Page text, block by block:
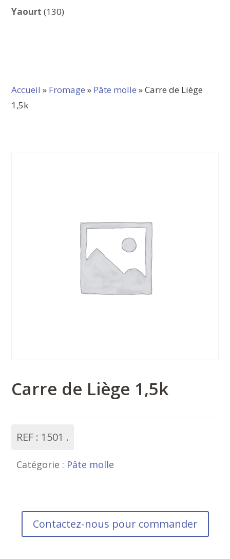
produits
Yaourt 130130
Accueil » Fromage » Pâte molle » Carre de Liège
1,5k
Carre de Liège 1,5k
REF : 1501
Catégorie : Pâte molle
Contactez-nous pour commander